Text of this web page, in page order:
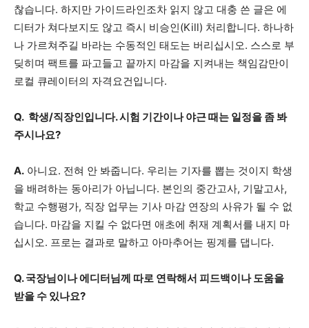
찮습니다. 하지만 가이드라인조차 읽지 않고 대충 쓴 글은 에
디터가 쳐다보지도 않고 즉시 비승인(Kill) 처리합니다. 하나하
나 가르쳐주길 바라는 수동적인 태도는 버리십시오. 스스로 부
딪히며 팩트를 파고들고 끝까지 마감을 지켜내는 책임감만이
로컬 큐레이터의 자격요건입니다.
Q. 학생/직장인입니다. 시험 기간이나 야근 때는 일정을 좀 봐
주시나요?
A. 아니요. 전혀 안 봐줍니다. 우리는 기자를 뽑는 것이지 학생
을 배려하는 동아리가 아닙니다. 본인의 중간고사, 기말고사,
학교 수행평가, 직장 업무는 기사 마감 연장의 사유가 될 수 없
습니다. 마감을 지킬 수 없다면 애초에 취재 계획서를 내지 마
십시오. 프로는 결과로 말하고 아마추어는 핑계를 댑니다.
Q. 국장님이나 에디터님께 따로 연락해서 피드백이나 도움을
받을 수 있나요?